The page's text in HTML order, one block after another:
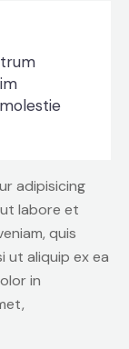
adipisicing
labore et
quis
ut aliquip ex ea
in